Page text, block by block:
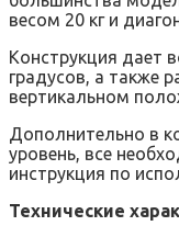
весом 20 кг и
Конструкция дает
градусов, а также
вертикальном
Дополнительно в
уровень, все
инструкция по
Технические